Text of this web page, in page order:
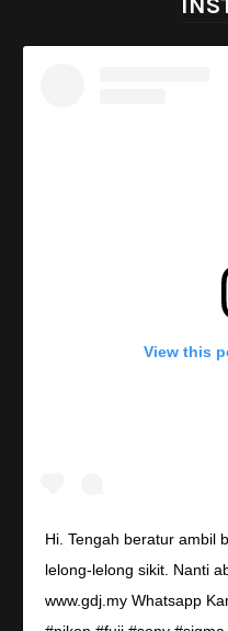
View this
Hi. Tengah beratur ambil
lelong-lelong sikit. Nanti
www.gdj.my Whatsapp